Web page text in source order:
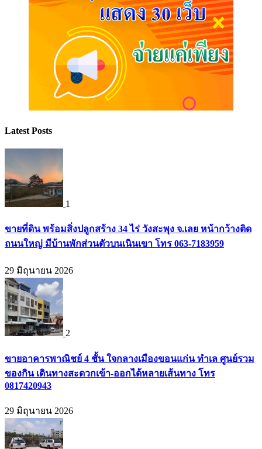
Latest Posts
1
ขายที่ดิน พร้อมสิ่งปลูกสร้าง 34 ไร่ วังสะพุง จ.เลย หน้ากว้างติด
ถนนใหญ่ มีบ้านพักส่วนตัวบนเนินเขา โทร 063-7183959
29 มิถุนายน 2026
2
ขายอาคารพาณิชย์ 4 ชั้น ใจกลางเมืองขอนแก่น ทำเล ศูนย์รวม
ของกิน เดินทางสะดวกเข้า-ออกได้หลายเส้นทาง โทร
0817420943
29 มิถุนายน 2026